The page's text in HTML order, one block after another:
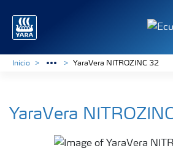
Inicio YaraVera NITROZINC 32
YaraVera